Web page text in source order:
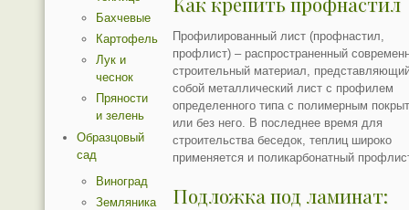
Профилированный лист (профнастил,
профлист) – распространенный
строительный материал,
собой металлический лист с профилем
определенного типа с полимерным
или без него. В последнее время для
строительства беседок, теплиц широко
применяется и поликарбонатный
Подложка под ламинат:
Бахчевые
Картофель
Лук и
чеснок
Пряности
и зелень
Образцовый
сад
Виноград
Земляника